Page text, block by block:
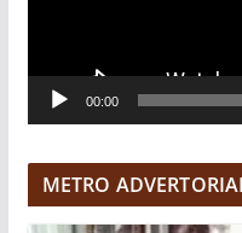
V
e
00:00
METRO